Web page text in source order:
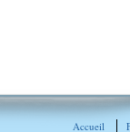
Accueil